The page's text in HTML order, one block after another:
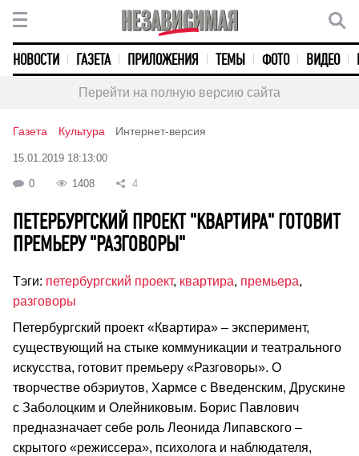
НОВОСТИ ГАЗЕТА ПРИЛОЖЕНИЯ ТЕМЫ ФОТО ВИДЕО
Перейти на полную версию сайта
Газета Культура Интернет-версия
15.01.2019 18:13:00
0 1408 4
ПЕТЕРБУРГСКИЙ ПРОЕКТ "КВАРТИРА" ГОТОВИТ
ПРЕМЬЕРУ "РАЗГОВОРЫ"
Тэги: петербургский проект, квартира, премьера,
разговоры
Петербургский проект «Квартира» – эксперимент,
существующий на стыке коммуникации и театрального
искусства, готовит премьеру «Разговоры». О
творчестве обэриутов, Хармсе с Введенским, Друскине
с Заболоцким и Олейниковым. Борис Павлович
предназначает себе роль Леонида Липавского –
скрытого «режиссера», психолога и наблюдателя,